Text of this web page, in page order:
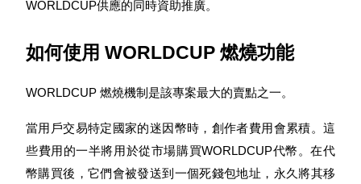
使您的資產穩定增值
WORLDCUP供應的同時資助推廣。
如何使用 WORLDCUP 燃燒功能
WORLDCUP 燃燒機制是該專案最大的賣點之一。
當用戶交易特定國家的迷因幣時，創作者費用會累積。這
些費用的一半將用於從市場購買WORLDCUP代幣。在代
幣購買後，它們會被發送到一個死錢包地址，永久將其移